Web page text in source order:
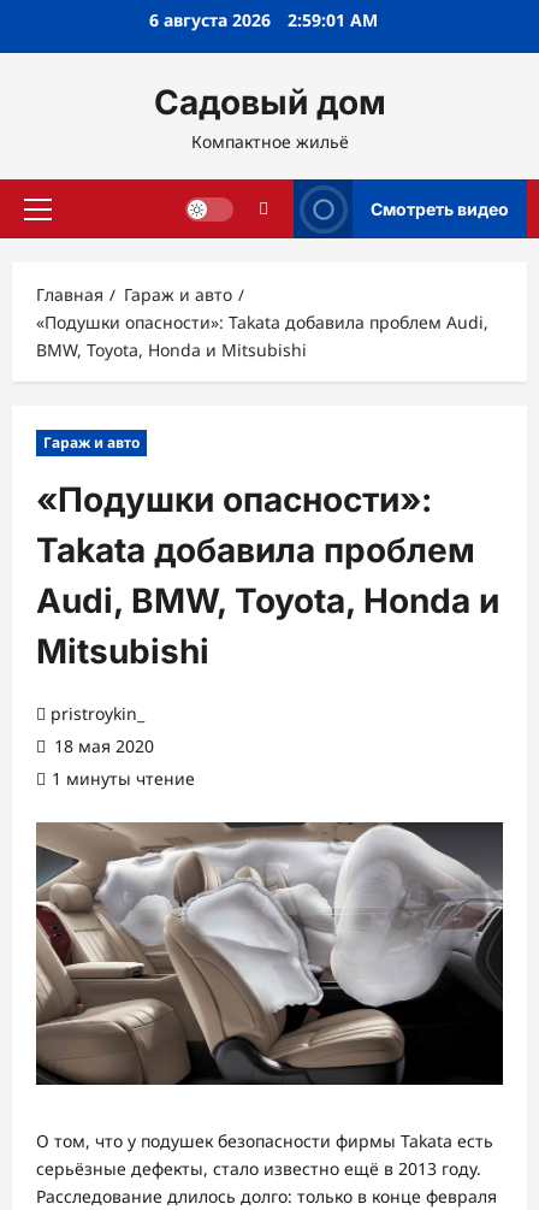
6 августа 2026 2:59:02 AM
Садовый дом
Компактное жильё
Основное
Смотреть видео
Главная
Гараж и авто
«Подушки опасности»: Takata добавила проблем Audi,
BMW, Toyota, Honda и Mitsubishi
Гараж и авто
«Подушки опасности»:
Takata добавила проблем
Audi, BMW, Toyota, Honda и
Mitsubishi
pristroykin_
18 мая 2020
1 минуты чтение
О том, что у подушек безопасности фирмы Takata есть
серьёзные дефекты, стало известно ещё в 2013 году.
Расследование длилось долго: только в конце февраля